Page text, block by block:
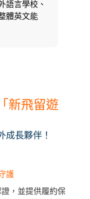
語言學校、
體英文能
新飛留遊
成長夥伴！
護
，並提供履約保